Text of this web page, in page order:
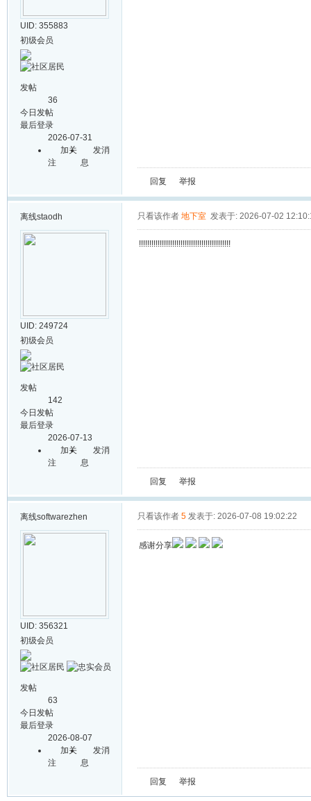
UID: 355883
初级会员
发帖
36
今日发帖
最后登录
2026-07-31
加关
注
发消
息
回复
举报
离线staodh
UID: 249724
初级会员
发帖
142
今日发帖
最后登录
2026-07-13
加关
注
发消
息
只看该作者 地下室 发表于: 2026-07-02
!!!!!!!!!!!!!!!!!!!!!!!!!!!!!!!!!!!!!!!!!!!!
回复 举报
离线softwarezhen
UID: 356321
初级会员
发帖
63
今日发帖
最后登录
2026-08-07
加关
注
发消
息
只看该作者 5 发表于: 2026-07-08 19:02:22
感谢分享
回复 举报